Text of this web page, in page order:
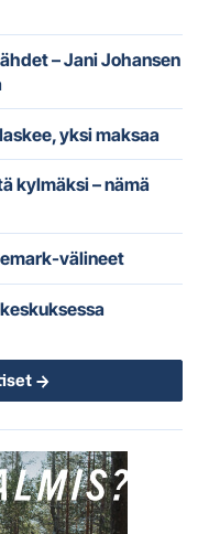
– Jani Johansen
yksi maksaa
kylmäksi – nämä
välineet